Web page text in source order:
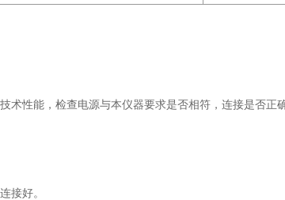
术性能，检查电源与本仪器要求是否相符，连接是否正
接好。